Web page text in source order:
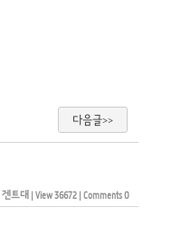
다음글>>
겐트대| View 36672| Comments 0